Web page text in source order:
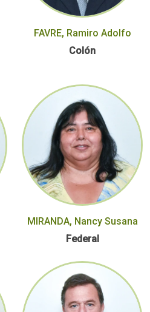
FAVRE, Ramiro Adolfo
Colón
MIRANDA, Nancy Susana
Federal